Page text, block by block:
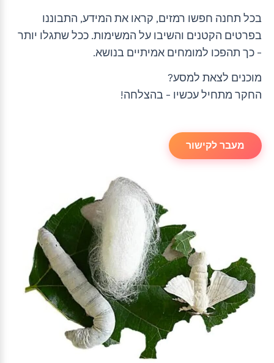
בכל תחנה חפשו רמזים, קראו את המידע, התבוננו
בפרטים הקטנים והשיבו על המשימות. ככל שתגלו יותר
– כך תהפכו למומחים אמיתיים בנושא.
מוכנים לצאת למסע?
החקר מתחיל עכשיו – בהצלחה!
מעבר לקישור